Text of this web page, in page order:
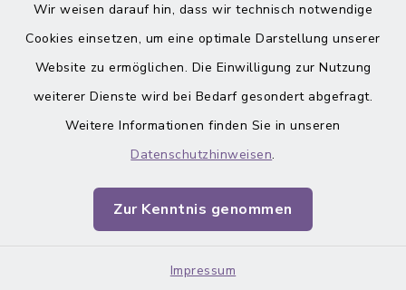
Wir weisen darauf hin, dass wir technisch notwendige
Cookies einsetzen, um eine optimale Darstellung unserer
Website zu ermöglichen. Die Einwilligung zur Nutzung
weiterer Dienste wird bei Bedarf gesondert abgefragt.
Weitere Informationen finden Sie in unseren
Datenschutzhinweisen.
Zur Kenntnis genommen
Impressum
Barrierefreiheit
Datenschutz
Impressum
Cookie-Einstellungen